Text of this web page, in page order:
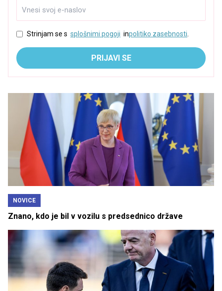
Strinjam se s splošnimi pogoji inpolitiko zasebnosti
PRIJAVI SE
NOVICE
Znano, kdo je bil v vozilu s predsednico države